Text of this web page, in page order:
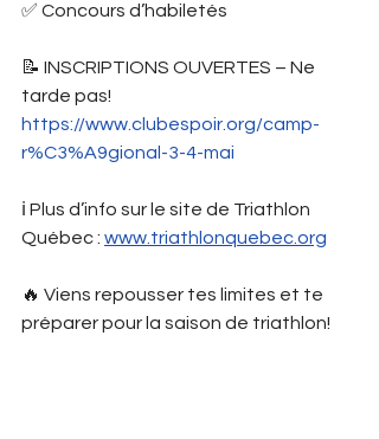
✅ Concours d’habiletés
📝 INSCRIPTIONS OUVERTES – Ne
tarde pas!
https://www.clubespoir.org/camp-
r%C3%A9gional-3-4-mai
ℹ️ Plus d’info sur le site de Triathlon
Québec : www.triathlonquebec.org
🔥 Viens repousser tes limites et te
préparer pour la saison de triathlon!